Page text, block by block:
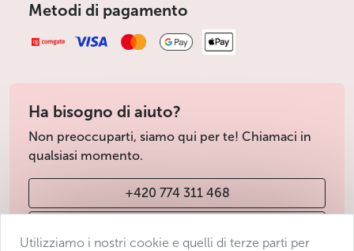
Metodi di pagamento
Ha bisogno di aiuto?
Non preoccuparti, siamo qui per te! Chiamaci in
qualsiasi momento.
+420 774 311 468
Utilizziamo i nostri cookie e quelli di terze parti per